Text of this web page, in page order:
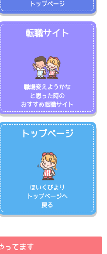
トップページ
転職サイト
職場変えようかな
と思った時の
おすすめ転職サイト
トップページ
ほいくびより
トップページへ
戻る
ってます